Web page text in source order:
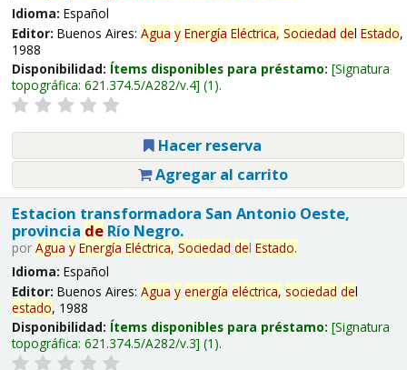
Idioma: Español
Editor: Buenos Aires: Agua y Energía Eléctrica, Sociedad del Estado,
1988
Disponibilidad: Ítems disponibles para préstamo: Signatura
topográfica: 621.374.5/A282/v.4 (1).
Hacer reserva
Agregar al carrito
Estacion transformadora San Antonio Oeste,
provincia deRío Negro.
por Agua y Energía Eléctrica, Sociedad del Estado.
Idioma: Español
Editor: Buenos Aires: Agua y energía eléctrica, sociedad del
estado, 1988
Disponibilidad: Ítems disponibles para préstamo: Signatura
topográfica: 621.374.5/A282/v.3 (1).